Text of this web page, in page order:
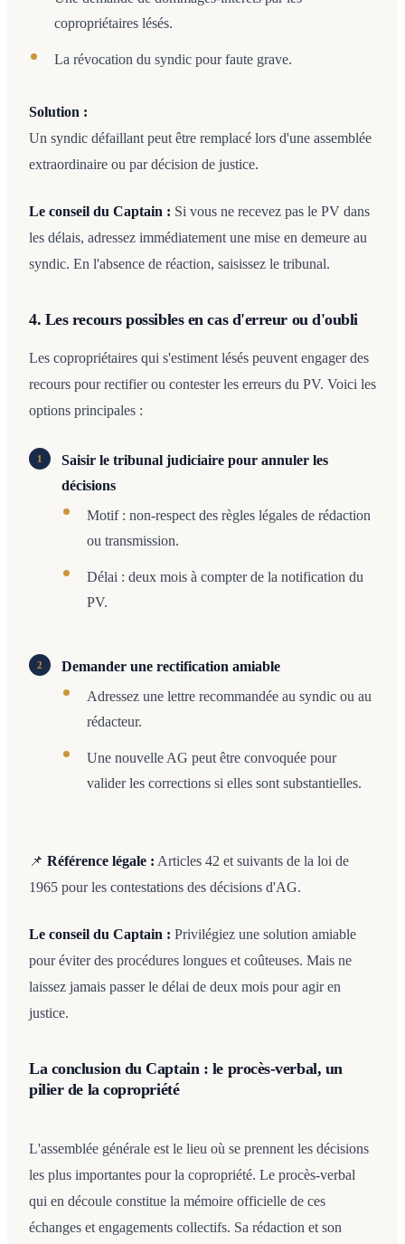
copropriétaires lésés.
La révocation du syndic pour faute grave.
Solution :
Un syndic défaillant peut être remplacé lors d'une assemblée
extraordinaire ou par décision de justice.
Le conseil du Captain : Si vous ne recevez pas le PV dans
les délais, adressez immédiatement une mise en demeure au
syndic. En l'absence de réaction, saisissez le tribunal.
4. Les recours possibles en cas d'erreur ou d'oubli
Les copropriétaires qui s'estiment lésés peuvent engager des
recours pour rectifier ou contester les erreurs du PV. Voici les
options principales :
Saisir le tribunal judiciaire pour annuler les
décisions
Motif : non-respect des règles légales de rédaction
ou transmission.
Délai : deux mois à compter de la notification du
PV.
Demander une rectification amiable
Adressez une lettre recommandée au syndic ou au
rédacteur.
Une nouvelle AG peut être convoquée pour
valider les corrections si elles sont substantielles.
📌 Référence légale : Articles 42 et suivants de la loi de
1965 pour les contestations des décisions d'AG.
Le conseil du Captain : Privilégiez une solution amiable
pour éviter des procédures longues et coûteuses. Mais ne
laissez jamais passer le délai de deux mois pour agir en
justice.
La conclusion du Captain : le procès-verbal, un
pilier de la copropriété
L'assemblée générale est le lieu où se prennent les décisions
les plus importantes pour la copropriété. Le procès-verbal
qui en découle constitue la mémoire officielle de ces
échanges et engagements collectifs. Sa rédaction et son